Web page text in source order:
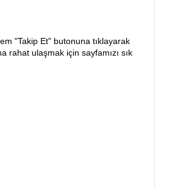
"Takip Et" butonuna tıklayarak
rahat ulaşmak için sayfamızı sık